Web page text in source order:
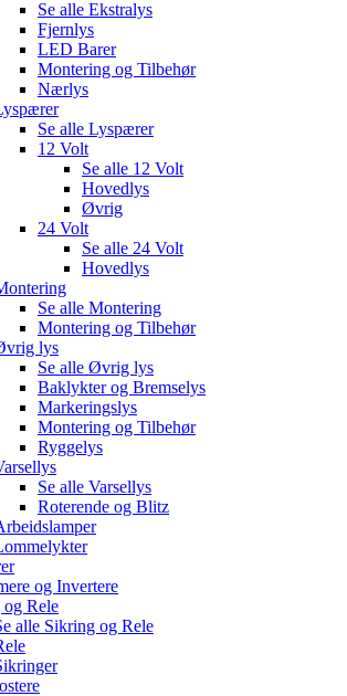
Se alle Ekstralys
Fjernlys
LED Barer
Montering og Tilbehør
Nærlys
Se alle Lyspærer
12 Volt
Se alle 12 Volt
Hovedlys
Øvrig
24 Volt
Se alle 24 Volt
Hovedlys
Se alle Montering
Montering og Tilbehør
lys
Se alle Øvrig lys
Baklykter og Bremselys
Markeringslys
Montering og Tilbehør
Ryggelys
Se alle Varsellys
Roterende og Blitz
og Invertere
Rele
alle Sikring og Rele